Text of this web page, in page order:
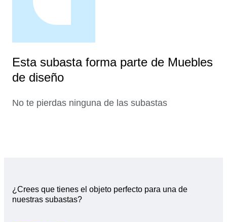
Esta subasta forma parte de Muebles
de diseño
No te pierdas ninguna de las subastas
¿Crees que tienes el objeto perfecto para una de
nuestras subastas?